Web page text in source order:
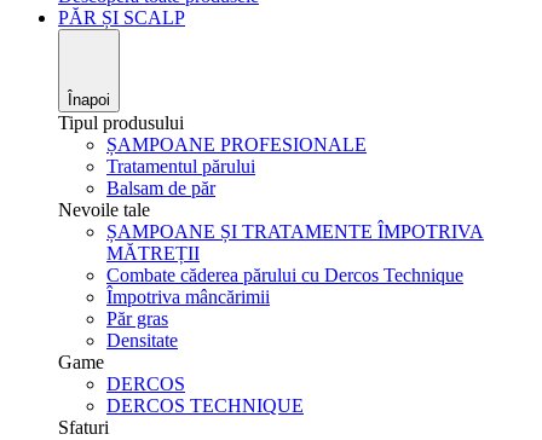
PĂR ȘI SCALP
Înapoi
Tipul produsului
ȘAMPOANE PROFESIONALE
Tratamentul părului
Balsam de păr
Nevoile tale
ȘAMPOANE ȘI TRATAMENTE ÎMPOTRIVA
MĂTREȚII
Combate căderea părului cu Dercos Technique
Împotriva mâncărimii
Păr gras
Densitate
Game
DERCOS
DERCOS TECHNIQUE
Sfaturi